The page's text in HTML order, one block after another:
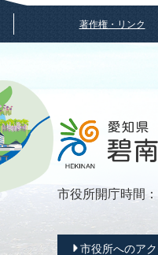
著作権・リンク
市役所開庁時間：
市役所へのア